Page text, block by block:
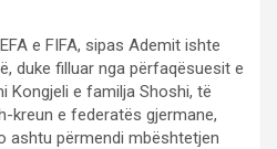
e FIFA, sipas Ademit ishte
duke filluar nga përfaqësuesit e
Kongjeli e familja Shoshi, të
kreun e federatës gjermane,
ashtu përmendi mbështetjen